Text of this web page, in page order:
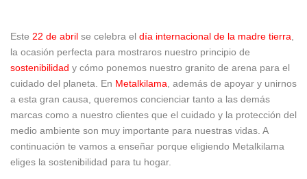
Este 22 de abril se celebra el día internacional de la madre tierra
la ocasión perfecta para mostraros nuestro principio de
sostenibilidad y cómo ponemos nuestro granito de arena para el
cuidado del planeta. En Metalkilama , además de apoyar y unirnos
a esta gran causa, queremos concienciar tanto a las demás
marcas como a nuestro clientes que el cuidado y la protección del
medio ambiente son muy importante para nuestras vidas. A
continuación te vamos a enseñar porque eligiendo Metalkilama
eliges la sostenibilidad para tu hogar.